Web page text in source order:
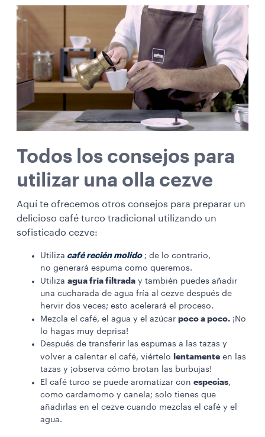
Todos los consejos para
utilizar una olla cezve
Aquí te ofrecemos otros consejos para preparar un
delicioso café turco tradicional utilizando un
sofisticado cezve:
Utiliza café recién molido ; de lo contrario,
no generará espuma como queremos.
Utiliza agua fría filtrada y también puedes añadir
una cucharada de agua fría al cezve después de
hervir dos veces; esto acelerará el proceso.
Mezcla el café, el agua y el azúcar poco a poco. ¡No
lo hagas muy deprisa!
Después de transferir las espumas a las tazas y
volver a calentar el café, viértelo
lentamente en las
tazas y ¡observa cómo brotan las burbujas!
El café turco se puede aromatizar con especias,
como cardamomo y canela; solo tienes que
añadirlas en el cezve cuando mezclas el café y el
agua.